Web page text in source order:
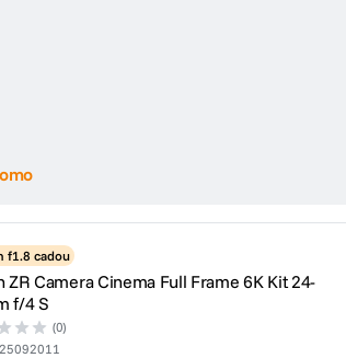
f1.8 cadou
ZR Camera Cinema Full Frame 6K Kit 24-
f/4 S
(0)